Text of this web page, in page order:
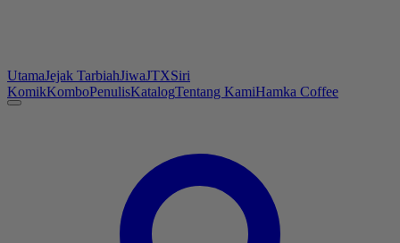
UtamaJejak TarbiahJiwaJTXSiri
KomikKomboPenulisKatalogTentang KamiHamka Coffee